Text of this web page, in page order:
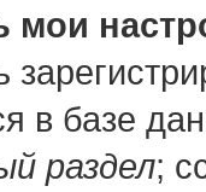
мои
в базе
раздел;